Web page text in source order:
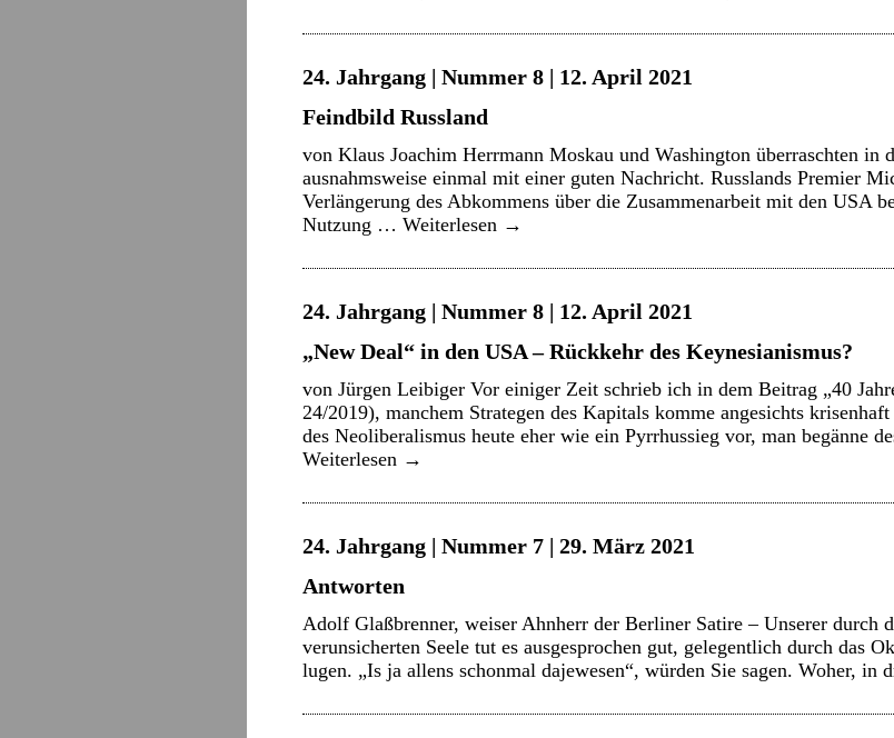
24. Jahrgang | Nummer 8 | 12. April 2021
Feindbild Russland
von Klaus Joachim Herrmann Moskau und Washington überraschten in
ausnahmsweise einmal mit einer guten Nachricht. Russlands Premier
Verlängerung des Abkommens über die Zusammenarbeit mit den USA
Nutzung … Weiterlesen →
24. Jahrgang | Nummer 8 | 12. April 2021
„New Deal“ in den USA – Rückkehr des Keynesianismus?
von Jürgen Leibiger Vor einiger Zeit schrieb ich in dem Beitrag „40
24/2019), manchem Strategen des Kapitals komme angesichts
des Neoliberalismus heute eher wie ein Pyrrhussieg vor, man begänne
Weiterlesen →
24. Jahrgang | Nummer 7 | 29. März 2021
Antworten
Adolf Glaßbrenner, weiser Ahnherr der Berliner Satire – Unserer durch
verunsicherten Seele tut es ausgesprochen gut, gelegentlich durch das
lugen. „Is ja allens schonmal dajewesen“, würden Sie sagen. Woher, in